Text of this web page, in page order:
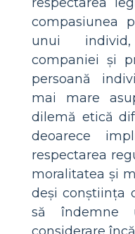
compasiunea
unui
companiei și
persoană
mai mare
dilemă etică
deoarece
respectarea
moralitatea și
deși conștiința
să